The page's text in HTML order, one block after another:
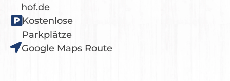
hof.de
Kostenlose
Parkplätze
Google Maps Route